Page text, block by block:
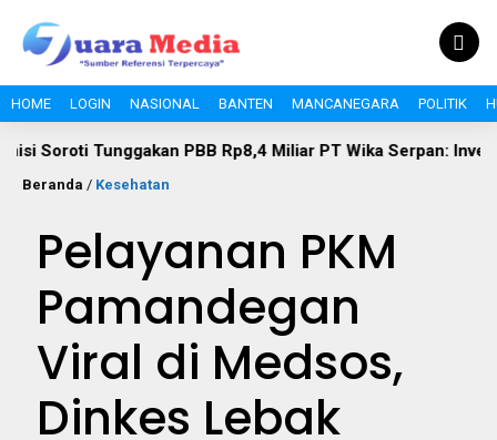
HOME LOGIN NASIONAL BANTEN MANCANEGARA POLITIK
PBB Rp8,4 Miliar PT Wika Serpan: Investor Besar
Beranda / Kesehatan
Pelayanan PKM
Pamandegan
Viral di Medsos,
Dinkes Lebak